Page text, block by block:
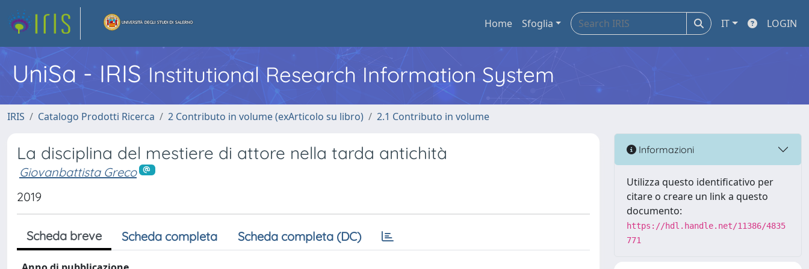
Home Sfoglia IT LOGIN
UniSa - IRIS Institutional Research Information System
IRIS Catalogo Prodotti Ricerca 2 Contributo in volume (exArticolo su libro) 2.1 Contributo in volume
La disciplina del mestiere di attore nella tarda antichità
Giovanbattista Greco
2019
Scheda breve Scheda completa Scheda completa (DC)
Informazioni
Utilizza questo identificativo per
citare o creare un link a questo
documento:
https://hdl.handle.net/11386/4835
771